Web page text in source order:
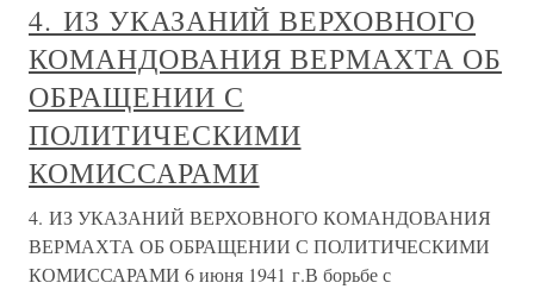
4. ИЗ УКАЗАНИЙ ВЕРХОВНОГО
КОМАНДОВАНИЯ ВЕРМАХТА ОБ
ОБРАЩЕНИИ С
ПОЛИТИЧЕСКИМИ
КОМИССАРАМИ
4. ИЗ УКАЗАНИЙ ВЕРХОВНОГО КОМАНДОВАНИЯ
ВЕРМАХТА ОБ ОБРАЩЕНИИ С ПОЛИТИЧЕСКИМИ
КОМИССАРАМИ 6 июня 1941 г.В борьбе с